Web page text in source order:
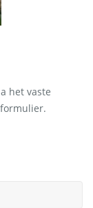
het vaste